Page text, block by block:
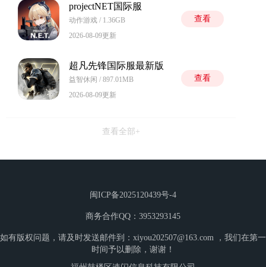
projectNET国际服
动作游戏 / 1.36GB
2026-08-09更新
查看
超凡先锋国际服最新版
益智休闲 / 897.01MB
2026-08-09更新
查看
查看全部+
闽ICP备2025120439号-4
商务合作QQ：3953293145
如有版权问题，请及时发送邮件到：xiyou202507@163.com ，我们在第一
时间予以删除，谢谢！